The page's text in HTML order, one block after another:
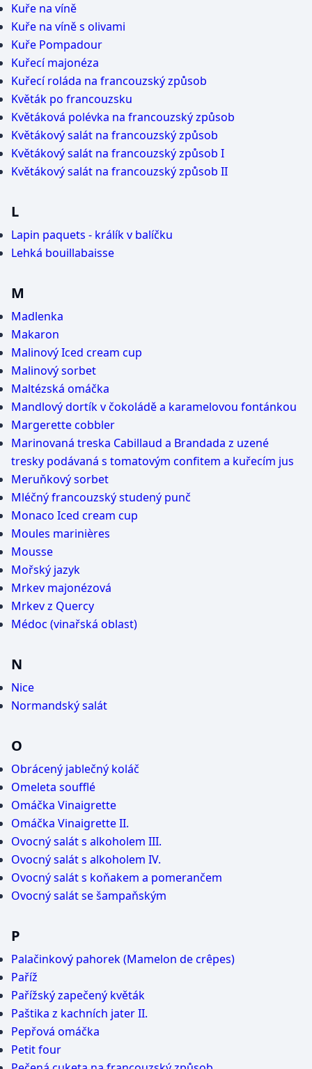
Kuře na víně
Kuře na víně s olivami
Kuře Pompadour
Kuřecí majonéza
Kuřecí roláda na francouzský způsob
Květák po francouzsku
Květáková polévka na francouzský způsob
Květákový salát na francouzský způsob
Květákový salát na francouzský způsob I
Květákový salát na francouzský způsob II
L
Lapin paquets - králík v balíčku
Lehká bouillabaisse
M
Madlenka
Makaron
Malinový Iced cream cup
Malinový sorbet
Maltézská omáčka
Mandlový dortík v čokoládě a karamelovou fontánkou
Margerette cobbler
Marinovaná treska Cabillaud a Brandada z uzené
tresky podávaná s tomatovým confitem a kuřecím jus
Meruňkový sorbet
Mléčný francouzský studený punč
Monaco Iced cream cup
Moules marinières
Mousse
Mořský jazyk
Mrkev majonézová
Mrkev z Quercy
Médoc (vinařská oblast)
N
Nice
Normandský salát
O
Obrácený jablečný koláč
Omeleta soufflé
Omáčka Vinaigrette
Omáčka Vinaigrette II.
Ovocný salát s alkoholem III.
Ovocný salát s alkoholem IV.
Ovocný salát s koňakem a pomerančem
Ovocný salát se šampaňským
P
Palačinkový pahorek (Mamelon de crêpes)
Paříž
Pařížský zapečený květák
Paštika z kachních jater II.
Pepřová omáčka
Petit four